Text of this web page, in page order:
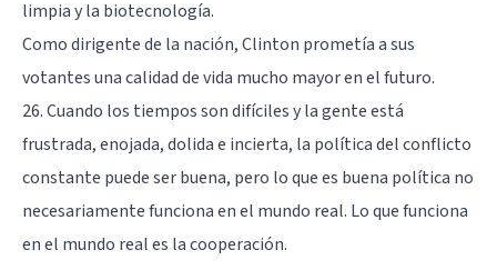
limpia y la biotecnología.
Como dirigente de la nación, Clinton prometía a sus
votantes una calidad de vida mucho mayor en el futuro.
26. Cuando los tiempos son difíciles y la gente está
frustrada, enojada, dolida e incierta, la política del conflicto
constante puede ser buena, pero lo que es buena política no
necesariamente funciona en el mundo real. Lo que funciona
en el mundo real es la cooperación.